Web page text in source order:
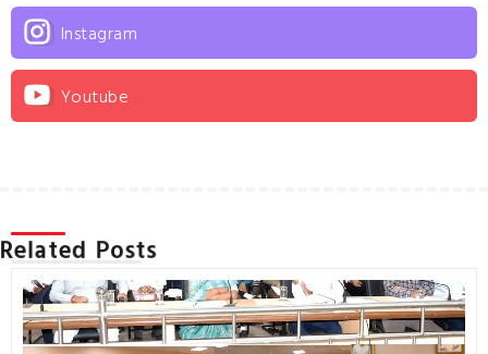
Instagram
Youtube
Related Posts